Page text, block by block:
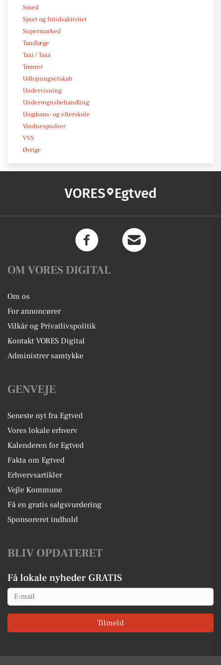
Smed
Sport og fritidsaktivitet
Supermarked
Tandlæge
Taxi / Taxa
Tømrer
Udlejningselskab
Undervisning
Undervognsbehandling
Ungdoms- og efterskole
Vinduespudser
VVS
Øvrige
VORES Egtved
OM VORES DIGITAL
Om os
For annoncører
Vilkår og Privatlivspolitik
Kontakt VORES Digital
Administrer samtykke
GENVEJE
Seneste nyt fra Egtved
Vores lokale erhverv
Kalenderen for Egtved
Fakta om Egtved
Erhvervsartikler
Vejle Kommune
Få en gratis salgsvurdering
Sponsoreret indhold
BLIV OPDATERET
Få lokale nyheder GRATIS
Email
Tilmeld